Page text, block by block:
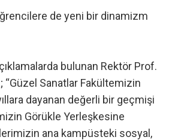
de yeni bir dinamizm
bulunan Rektör Prof.
“Güzel Sanatlar Fakültemizin
dayanan değerli bir geçmişi
Görükle Yerleşkesine
ana kampüsteki sosyal,